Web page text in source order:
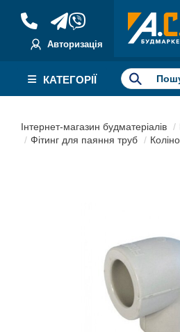
Авторизація
КАТЕГОРІЇ
Інтернет-магазин будматеріалів
Фітинг для паяння труб